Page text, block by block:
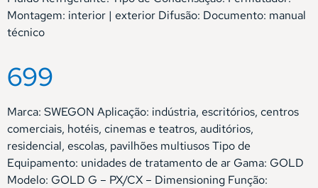
Montagem: interior | exterior Difusão: Documento: manual
técnico
699
Marca: SWEGON Aplicação: indústria, escritórios, centros
comerciais, hotéis, cinemas e teatros, auditórios,
residencial, escolas, pavilhões multiusos Tipo de
Equipamento: unidades de tratamento de ar Gama: GOLD
Modelo: GOLD G – PX/CX – Dimensioning Função: